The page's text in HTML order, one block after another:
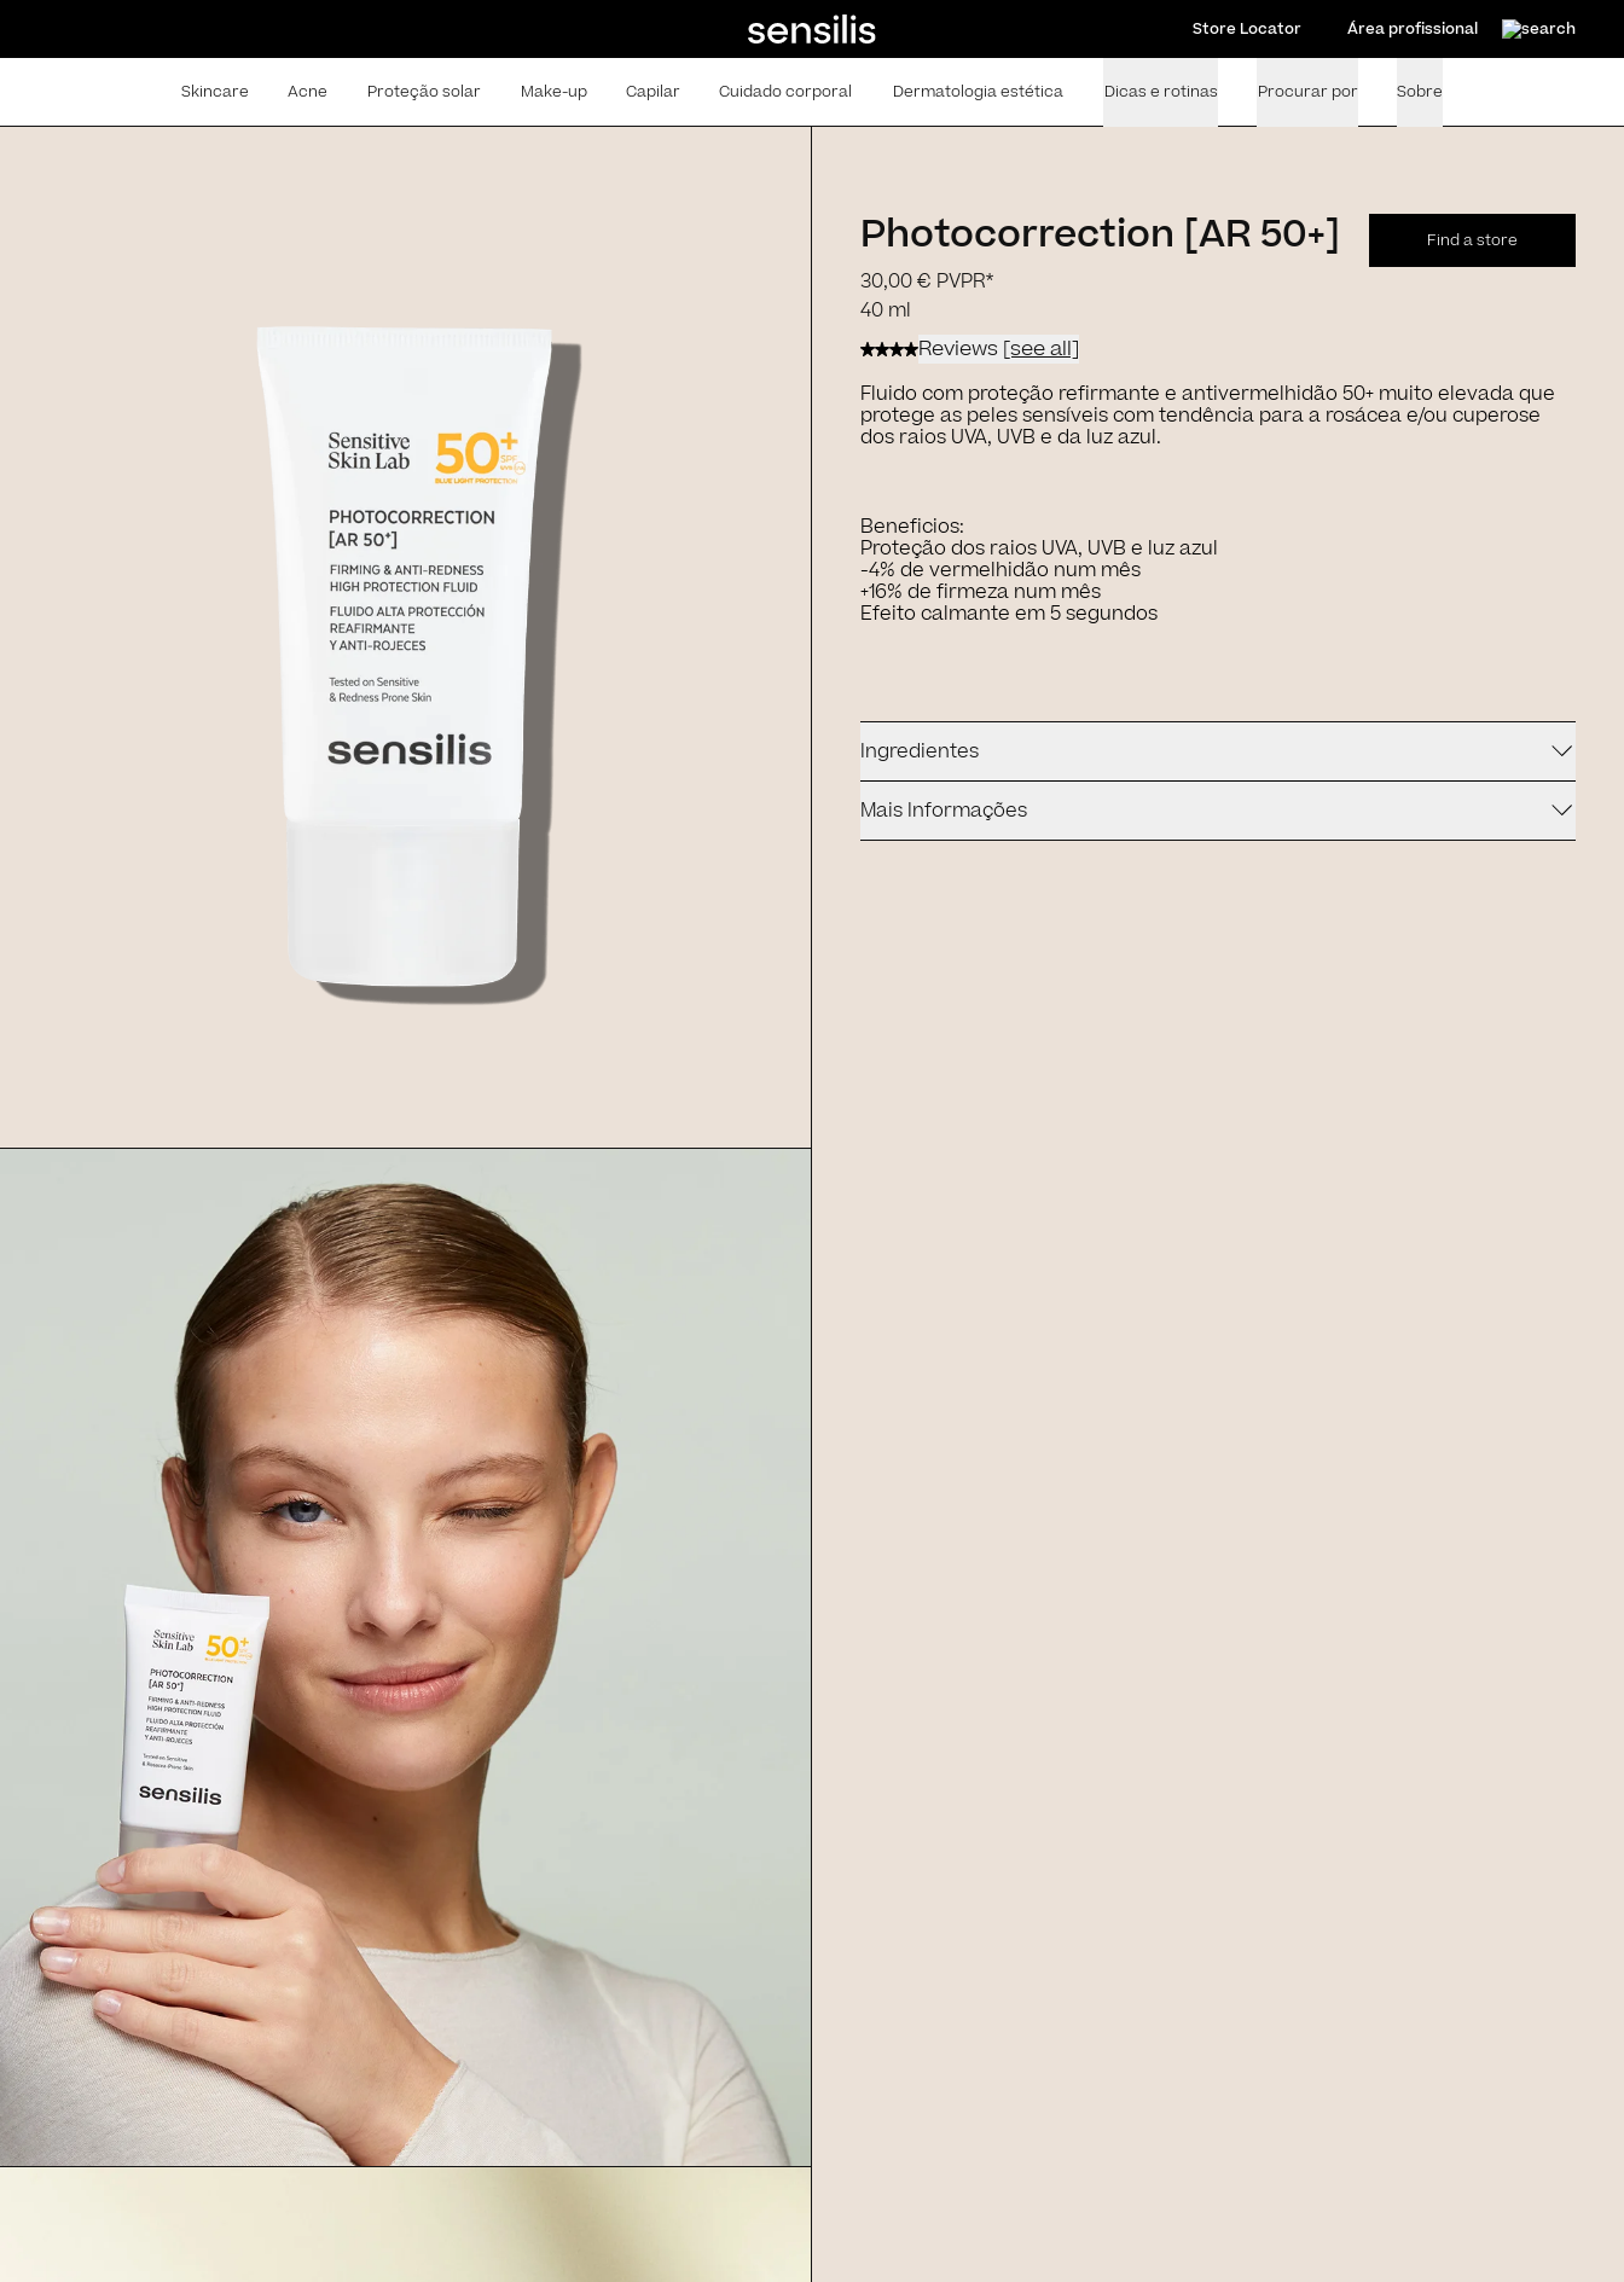
Store Locator Área profissional
Skincare Acne Proteção solar Make-up Capilar Cuidado corporal Dermatologia estética Dicas e rotinas Procurar por Sobre
Photocorrection [AR 50+] Find a store
30,00 € PVPR*
40 ml
Reviews [see all]
Fluido com proteção refirmante e antivermelhidão 50+ muito elevada que
protege as peles sensíveis com tendência para a rosácea e/ou cuperose
dos raios UVA, UVB e da luz azul.
Beneficios:
Proteção dos raios UVA, UVB e luz azul
-4% de vermelhidão num mês
+16% de firmeza num mês
Efeito calmante em 5 segundos
Ingredientes
Mais Informações